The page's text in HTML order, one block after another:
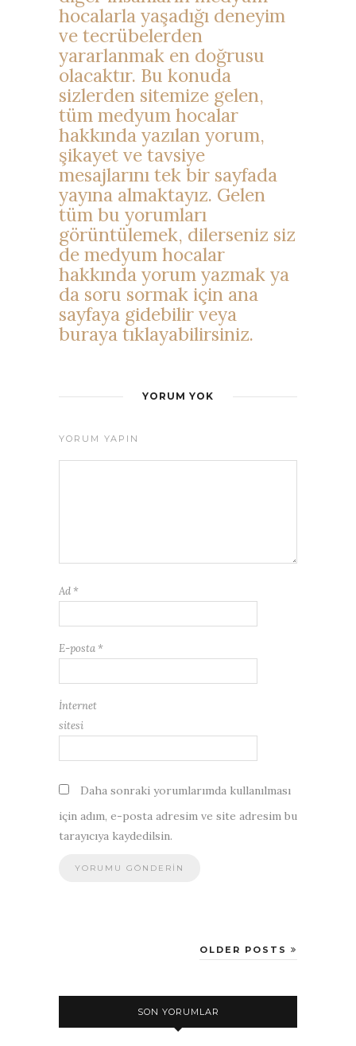
hocalarla yaşadığı deneyim
ve tecrübelerden
yararlanmak en doğrusu
olacaktır. Bu konuda
sizlerden sitemize gelen,
tüm medyum hocalar
hakkında yazılan yorum,
şikayet ve tavsiye
mesajlarını tek bir sayfada
yayına almaktayız. Gelen
tüm bu yorumları
görüntülemek, dilerseniz siz
de medyum hocalar
hakkında yorum yazmak ya
da soru sormak için ana
sayfaya gidebilir veya
buraya tıklayabilirsiniz.
YORUM YOK
YORUM YAPIN
Ad *
E-posta *
İnternet
sitesi
Daha sonraki yorumlarımda kullanılması
için adım, e-posta adresim ve site adresim bu
tarayıcıya kaydedilsin.
OLDER POSTS
SON YORUMLAR